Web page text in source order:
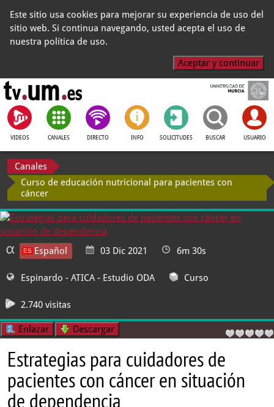
Este sitio usa cookies para mejorar su experiencia de uso del
sitio web. Si continua navegando, usted acepta el uso de
nuestra política de uso.
Aceptar y continuar
VIDEOS CANALES DIRECTO INFO SOLICITUDES BUSCAR USUARIO
Canales
Curso de educación nutricional para pacientes con
cáncer
Español 03 Dic 2021 6m 30s
Espinardo - ATICA - Estudio ODA Curso
2.740 visitas
Enlazar Descargar
Estrategias para cuidadores de
pacientes con cáncer en situación
de dependencia